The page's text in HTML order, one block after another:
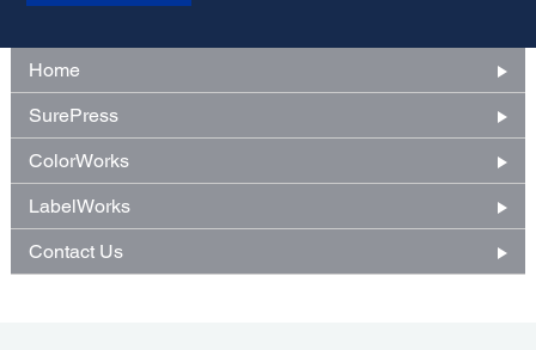
Home
SurePress
ColorWorks
LabelWorks
Contact Us